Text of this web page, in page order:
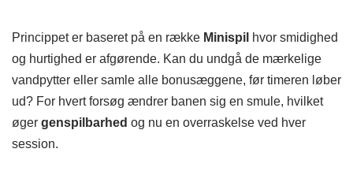
Princippet er baseret på en række Minispil hvor smidighed
og hurtighed er afgørende. Kan du undgå de mærkelige
vandpytter eller samle alle bonusæggene, før timeren løber
ud? For hvert forsøg ændrer banen sig en smule, hvilket
øger genspilbarhed og nu en overraskelse ved hver
session.